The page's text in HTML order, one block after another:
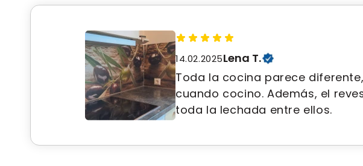
14.02.2025Lena T.
Toda la cocina parece
cuando cocino. Además, el
toda la lechada entre ellos.